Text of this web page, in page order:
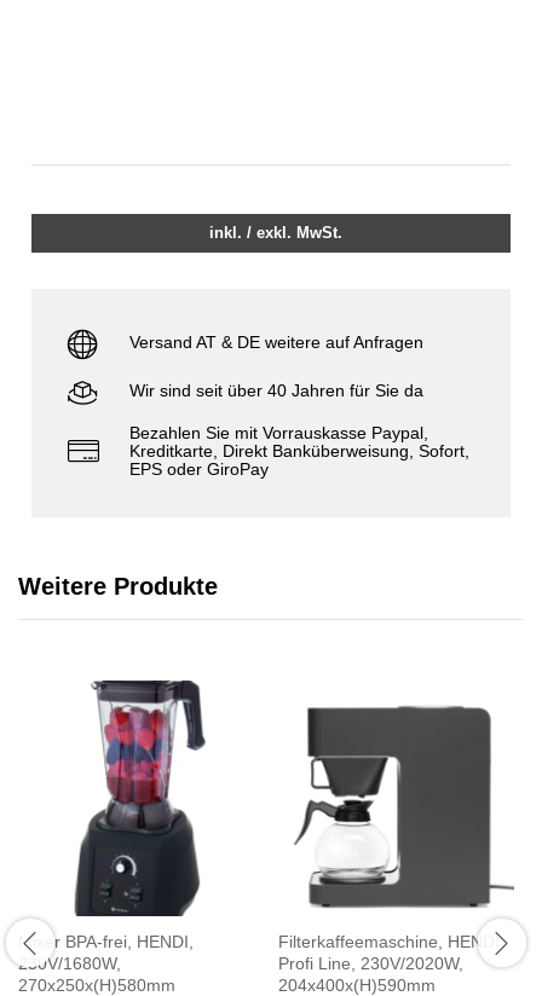
inkl. / exkl. MwSt.
Versand AT & DE weitere auf Anfragen
Wir sind seit über 40 Jahren für Sie da
Bezahlen Sie mit Vorrauskasse Paypal,
Kreditkarte, Direkt Banküberweisung, Sofort,
EPS oder GiroPay
Weitere Produkte
Mixer BPA-frei, HENDI,
230V/1680W,
270x250x(H)580mm
Filterkaffeemaschine, HENDI,
Profi Line, 230V/2020W,
204x400x(H)590mm